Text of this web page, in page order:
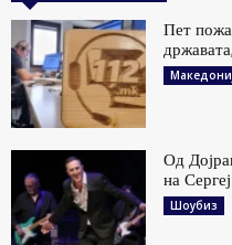
Пет
Од
на
Шоубиз